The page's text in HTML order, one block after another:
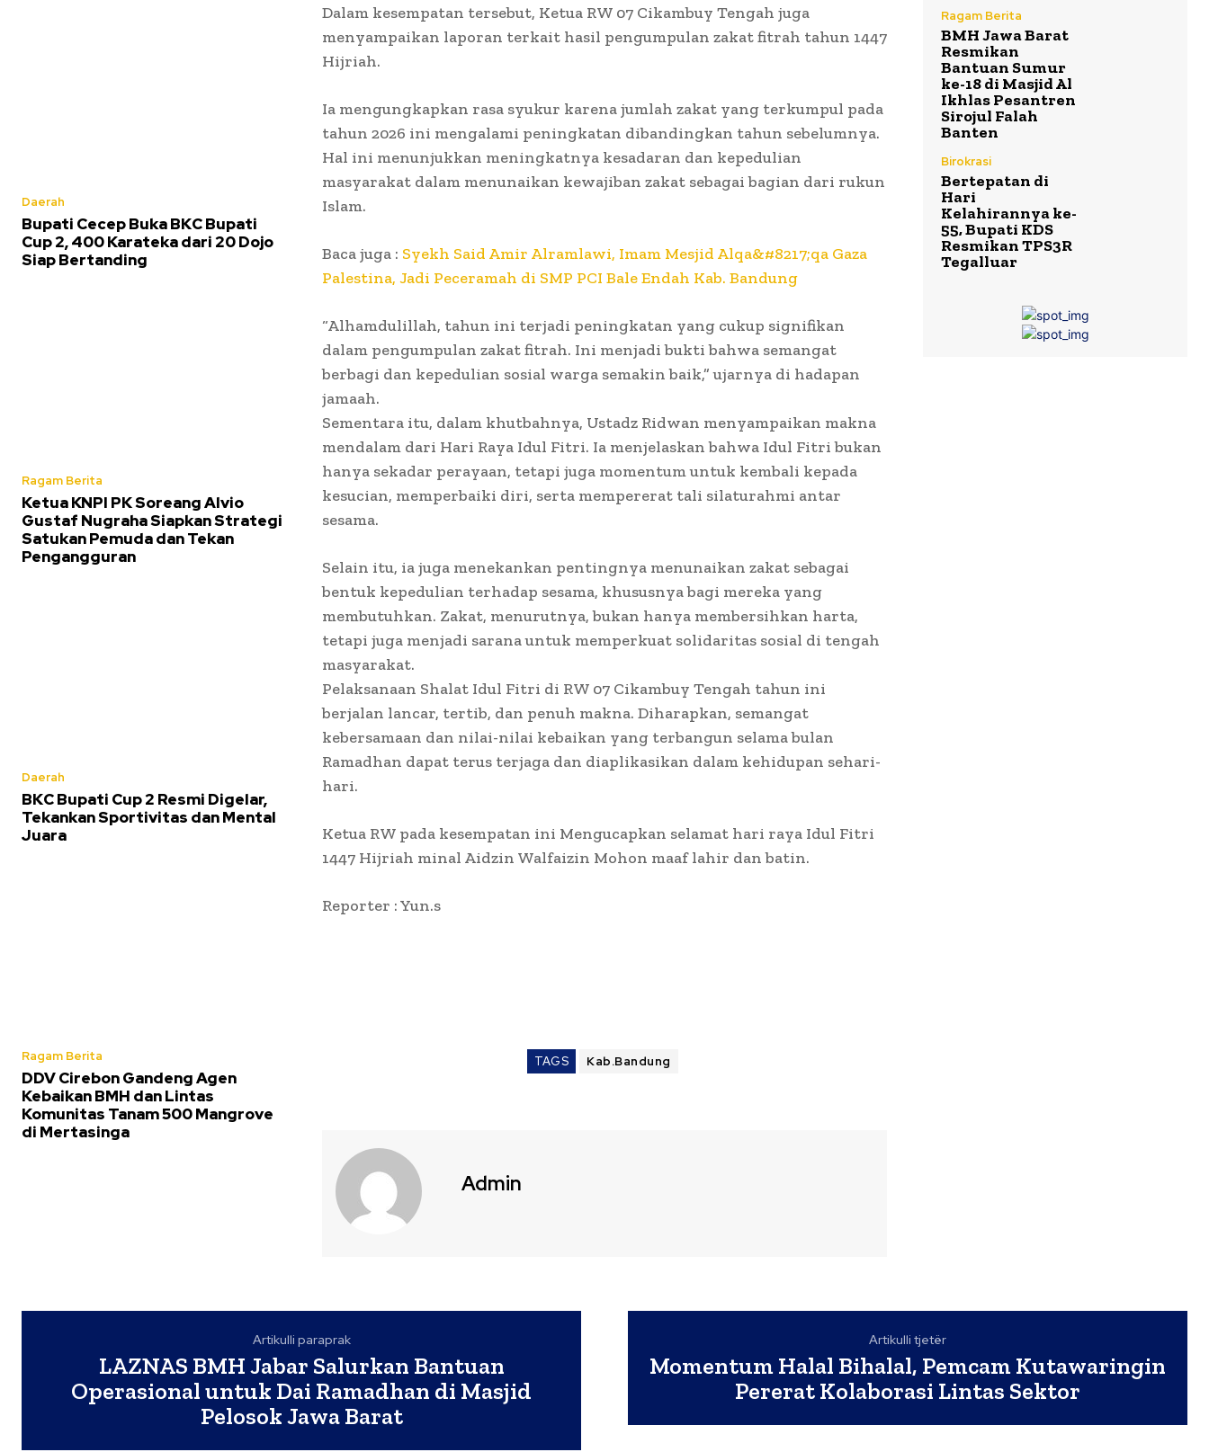
Daerah
Bupati Cecep Buka BKC Bupati
Cup 2, 400 Karateka dari 20 Dojo
Siap Bertanding
Ragam Berita
Ketua KNPI PK Soreang Alvio
Gustaf Nugraha Siapkan Strategi
Satukan Pemuda dan Tekan
Pengangguran
Daerah
BKC Bupati Cup 2 Resmi Digelar,
Tekankan Sportivitas dan Mental
Juara
Ragam Berita
DDV Cirebon Gandeng Agen
Kebaikan BMH dan Lintas
Komunitas Tanam 500 Mangrove
di Mertasinga
Dalam kesempatan tersebut, Ketua RW 07 Cikambuy Tengah juga
menyampaikan laporan terkait hasil pengumpulan zakat fitrah tahun 1447
Hijriah.
Ia mengungkapkan rasa syukur karena jumlah zakat yang terkumpul pada
tahun 2026 ini mengalami peningkatan dibandingkan tahun sebelumnya.
Hal ini menunjukkan meningkatnya kesadaran dan kepedulian
masyarakat dalam menunaikan kewajiban zakat sebagai bagian dari rukun
Islam.
Baca juga : Syekh Said Amir Alramlawi, Imam Mesjid Alqa&#8217;qa Gaza
Palestina, Jadi Peceramah di SMP PCI Bale Endah Kab. Bandung
“Alhamdulillah, tahun ini terjadi peningkatan yang cukup signifikan
dalam pengumpulan zakat fitrah. Ini menjadi bukti bahwa semangat
berbagi dan kepedulian sosial warga semakin baik,” ujarnya di hadapan
jamaah.
Sementara itu, dalam khutbahnya, Ustadz Ridwan menyampaikan makna
mendalam dari Hari Raya Idul Fitri. Ia menjelaskan bahwa Idul Fitri bukan
hanya sekadar perayaan, tetapi juga momentum untuk kembali kepada
kesucian, memperbaiki diri, serta mempererat tali silaturahmi antar
sesama.
Selain itu, ia juga menekankan pentingnya menunaikan zakat sebagai
bentuk kepedulian terhadap sesama, khususnya bagi mereka yang
membutuhkan. Zakat, menurutnya, bukan hanya membersihkan harta,
tetapi juga menjadi sarana untuk memperkuat solidaritas sosial di tengah
masyarakat.
Pelaksanaan Shalat Idul Fitri di RW 07 Cikambuy Tengah tahun ini
berjalan lancar, tertib, dan penuh makna. Diharapkan, semangat
kebersamaan dan nilai-nilai kebaikan yang terbangun selama bulan
Ramadhan dapat terus terjaga dan diaplikasikan dalam kehidupan sehari-
hari.
Ketua RW pada kesempatan ini Mengucapkan selamat hari raya Idul Fitri
1447 Hijriah minal Aidzin Walfaizin Mohon maaf lahir dan batin.
Reporter : Yun.s
TAGS Kab.Bandung
Admin
Ragam Berita
BMH Jawa Barat
Resmikan
Bantuan Sumur
ke-18 di Masjid Al
Ikhlas Pesantren
Sirojul Falah
Banten
Birokrasi
Bertepatan di
Hari
Kelahirannya ke-
55, Bupati KDS
Resmikan TPS3R
Tegalluar
Artikulli paraprak
LAZNAS BMH Jabar Salurkan Bantuan
Operasional untuk Dai Ramadhan di Masjid
Pelosok Jawa Barat
Artikulli tjetër
Momentum Halal Bihalal, Pemcam Kutawaringin
Pererat Kolaborasi Lintas Sektor